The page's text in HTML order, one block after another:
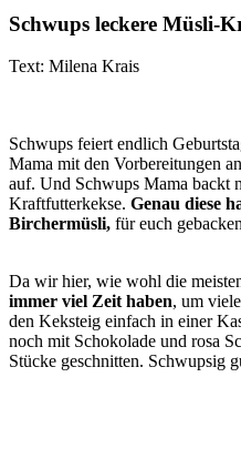
Schwups leckere Müsli-
Text: Milena Krais
Schwups feiert endlich
Mama mit den Vorbereitungen
auf. Und Schwups Mama backt
Kraftfutterkekse. Genau diese
Birchermüsli, für euch
Da wir hier, wie wohl die
immer viel Zeit haben, um
den Keksteig einfach in einer
noch mit Schokolade und rosa
Stücke geschnitten. Schwupsig